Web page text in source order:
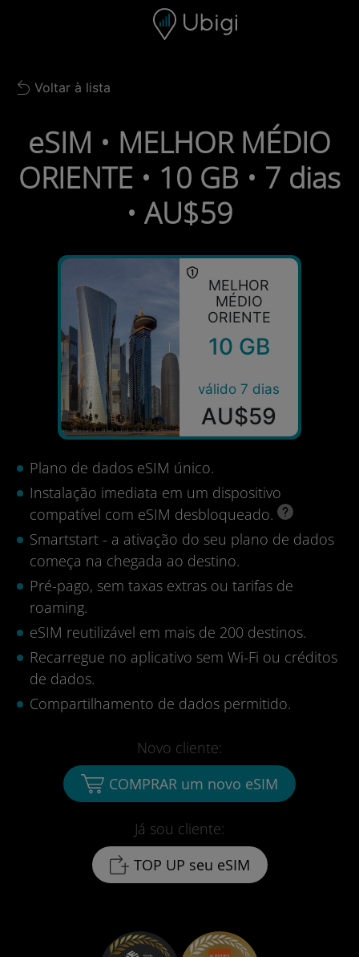
Barra de navegação
Back to list
Voltar à lista
eSIM • MELHOR MÉDIO
ORIENTE • 10 GB • 7 dias
• AU$59
MELHOR
MÉDIO
ORIENTE
10 GB
válido 7 dias
AU$59
Plano de dados eSIM único.
Instalação imediata em um dispositivo
compatível com eSIM desbloqueado.
Smartstart - a ativação do seu plano de dados
começa na chegada ao destino.
Pré-pago, sem taxas extras ou tarifas de
roaming.
eSIM reutilizável em mais de 200 destinos.
Recarregue no aplicativo sem Wi-Fi ou créditos
de dados.
Compartilhamento de dados permitido.
Já sou cliente:
TOP UP seu eSIM
Novo cliente:
COMPRAR um novo eSIM